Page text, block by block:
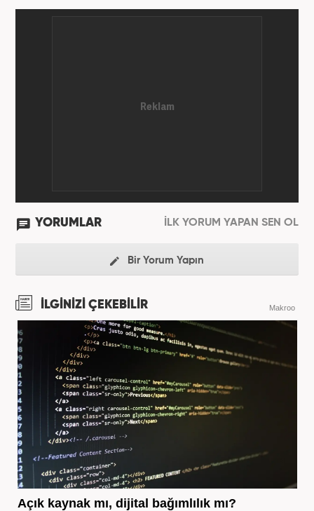
YORUMLAR İLK YORUM YAPAN SEN OL
Bir Yorum Yapın
İLGİNİZİ ÇEKEBİLİR Makroo
Açık kaynak mı, dijital bağımlılık mı?